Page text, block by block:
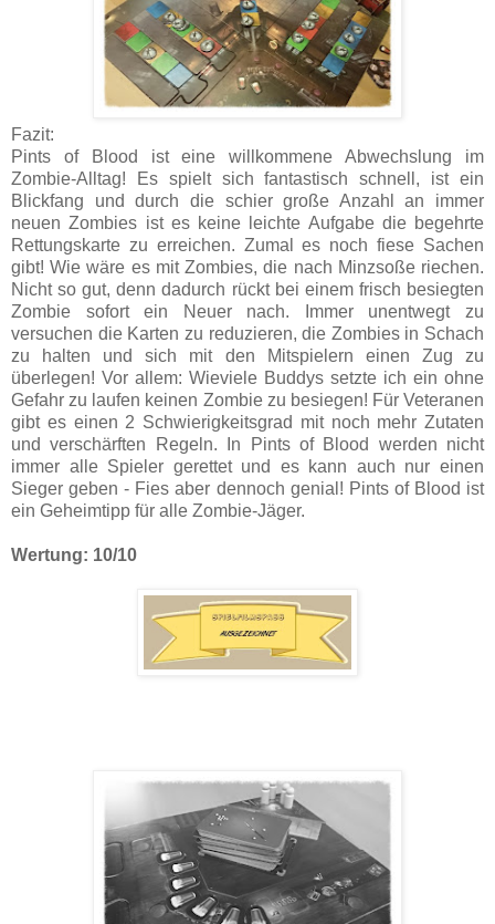
Fazit:
Pints of Blood ist eine willkommene Abwechslung im
Zombie-Alltag! Es spielt sich fantastisch schnell, ist ein
Blickfang und durch die schier große Anzahl an immer
neuen Zombies ist es keine leichte Aufgabe die begehrte
Rettungskarte zu erreichen. Zumal es noch fiese Sachen
gibt! Wie wäre es mit Zombies, die nach Minzsoße riechen.
Nicht so gut, denn dadurch rückt bei einem frisch besiegten
Zombie sofort ein Neuer nach. Immer unentwegt zu
versuchen die Karten zu reduzieren, die Zombies in Schach
zu halten und sich mit den Mitspielern einen Zug zu
überlegen! Vor allem: Wieviele Buddys setzte ich ein ohne
Gefahr zu laufen keinen Zombie zu besiegen! Für Veteranen
gibt es einen 2 Schwierigkeitsgrad mit noch mehr Zutaten
und verschärften Regeln. In Pints of Blood werden nicht
immer alle Spieler gerettet und es kann auch nur einen
Sieger geben - Fies aber dennoch genial! Pints of Blood ist
ein Geheimtipp für alle Zombie-Jäger.
Wertung: 10/10